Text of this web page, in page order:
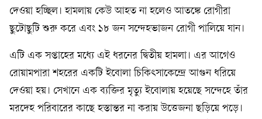
দেওয়া হচ্ছিল। হামলায় কেউ আহত না হলেও আতঙ্কে রোগীরা
ছুটোছুটি শুরু করে এবং ১৮ জন সন্দেহভাজন রোগী পালিয়ে যান।
এটি এক সপ্তাহের মধ্যে এই ধরনের দ্বিতীয় হামলা। এর আগেও
রোয়ামপারা শহরের একটি ইবোলা চিকিৎসাকেন্দ্রে আগুন ধরিয়ে
দেওয়া হয়। সেখানে এক ব্যক্তির মৃত্যু ইবোলায় হয়েছে সন্দেহে তাঁর
মরদেহ পরিবারের কাছে হস্তান্তর না করায় উত্তেজনা ছড়িয়ে পড়ে।